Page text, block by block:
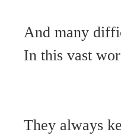
And many
In this vast
They always